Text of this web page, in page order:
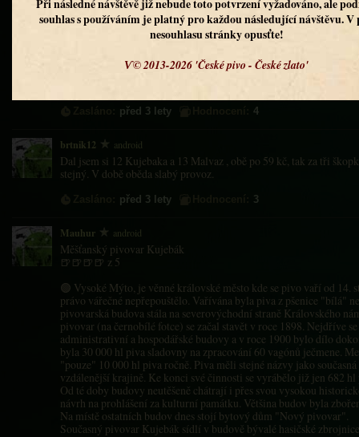
Adam William android
jsem si degustační pivní prkénko a Red Ale 14° zvlášť, ten na
ležáku byl z mého pohledu asi největší prostor pro zlepšení,
před 3 lety 4
brtnik12 android
Dal jsem si 12 Kujebaka a 13 Malvaz , obě po 59 kč, tak za tři
stejný. V době oběda slabý provoz.
před 3 lety 3
Mauhur android
Měšťanský pivovar Kujebák
🍺🍺🍺🍺 z 5
🟢 Vysoké Mýto, je věnné královské město kde se pivo vaří od 14.
právo vářečné nepřepouštělo. Vařívána byla piva z pšenice "bílá"
pivovarská budova stála na severovýchodní straně Královského
pivovar (na černobílé fotce) se začal stavět v roce 1898. Nejdříve
administrativní a hospodářské budovy a v roce 1900 bylo dílo
byla 30 000 hl piva sladovny na zpracování 60 vagónů ječmene.
"pouze" 10 000 hl piva ročně. Piva měli stejné názvy jako
vzdálenější krajině. Ke konci své činnosti se vyrábělo již jen 682
Od té doby budovy neutěšeně chátrají i přes svou vysokou
návrh na prohlášení za kulturní památku. Většina budov byla
Na místě ostatních budov dnes stojí bytový dům "Nový pivovar".
Současný pivovar Kujebák sídlí v budově bývalé hasičské